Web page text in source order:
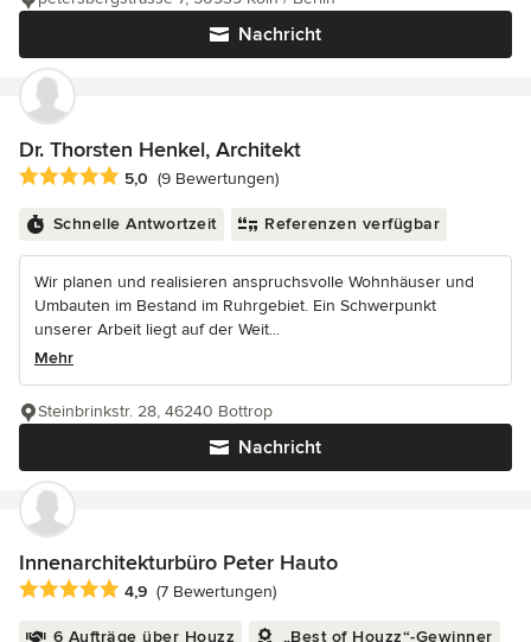
Nachricht
Dr. Thorsten Henkel, Architekt
Durchschnittliche Bewertung: 5 von 5 Sternen
5,0 (9 Bewertungen)
Schnelle Antwortzeit Referenzen verfügbar
Wir planen und realisieren anspruchsvolle Wohnhäuser und
Umbauten im Bestand im Ruhrgebiet. Ein Schwerpunkt
unserer Arbeit liegt auf der Weit...
Mehr
Nachricht
Steinbrinkstr. 28, 46240 Bottrop
Innenarchitekturbüro Peter Hauto
Durchschnittliche Bewertung: 4.9 von 5 Sternen
4,9 (7 Bewertungen)
6 Aufträge über Houzz „Best of Houzz“-Gewinner